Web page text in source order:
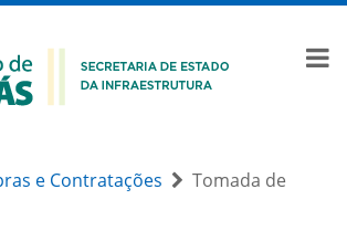
e Contratações
Tomada de